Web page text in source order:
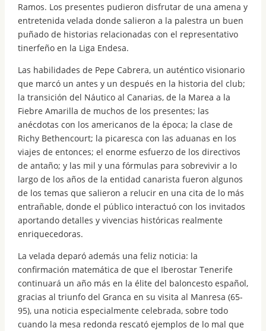
Ramos. Los presentes pudieron disfrutar de una amena y
entretenida velada donde salieron a la palestra un buen
puñado de historias relacionadas con el representativo
tinerfeño en la Liga Endesa.
Las habilidades de Pepe Cabrera, un auténtico visionario
que marcó un antes y un después en la historia del club;
la transición del Náutico al Canarias, de la Marea a la
Fiebre Amarilla de muchos de los presentes; las
anécdotas con los americanos de la época; la clase de
Richy Bethencourt; la picaresca con las aduanas en los
viajes de entonces; el enorme esfuerzo de los directivos
de antaño; y las mil y una fórmulas para sobrevivir a lo
largo de los años de la entidad canarista fueron algunos
de los temas que salieron a relucir en una cita de lo más
entrañable, donde el público interactuó con los invitados
aportando detalles y vivencias históricas realmente
enriquecedoras.
La velada deparó además una feliz noticia: la
confirmación matemática de que el Iberostar Tenerife
continuará un año más en la élite del baloncesto español,
gracias al triunfo del Granca en su visita al Manresa (65-
95), una noticia especialmente celebrada, sobre todo
cuando la mesa redonda rescató ejemplos de lo mal que